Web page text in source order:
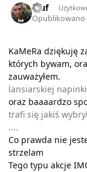
rzuf
Opublikowano
KaMeRa dziękuję
których bywam,
zauważyłem.
lansiarskiej
oraz baaaardzo
trafi się jakiś
....
Co prawda nie
strzelam
Tego typu akcje